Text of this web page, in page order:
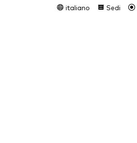
italiano Sedi